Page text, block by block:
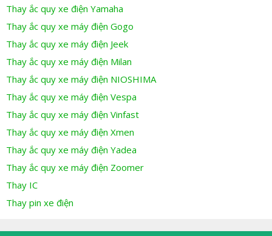
Thay ắc quy xe điện Yamaha
Thay ắc quy xe máy điện Gogo
Thay ắc quy xe máy điện Jeek
Thay ắc quy xe máy điện Milan
Thay ắc quy xe máy điện NIOSHIMA
Thay ắc quy xe máy điện Vespa
Thay ắc quy xe máy điện Vinfast
Thay ắc quy xe máy điện Xmen
Thay ắc quy xe máy điện Yadea
Thay ắc quy xe máy điện Zoomer
Thay IC
Thay pin xe điện